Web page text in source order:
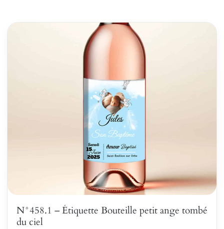
N°458.1 – Étiquette Bouteille petit ange tombé
du ciel